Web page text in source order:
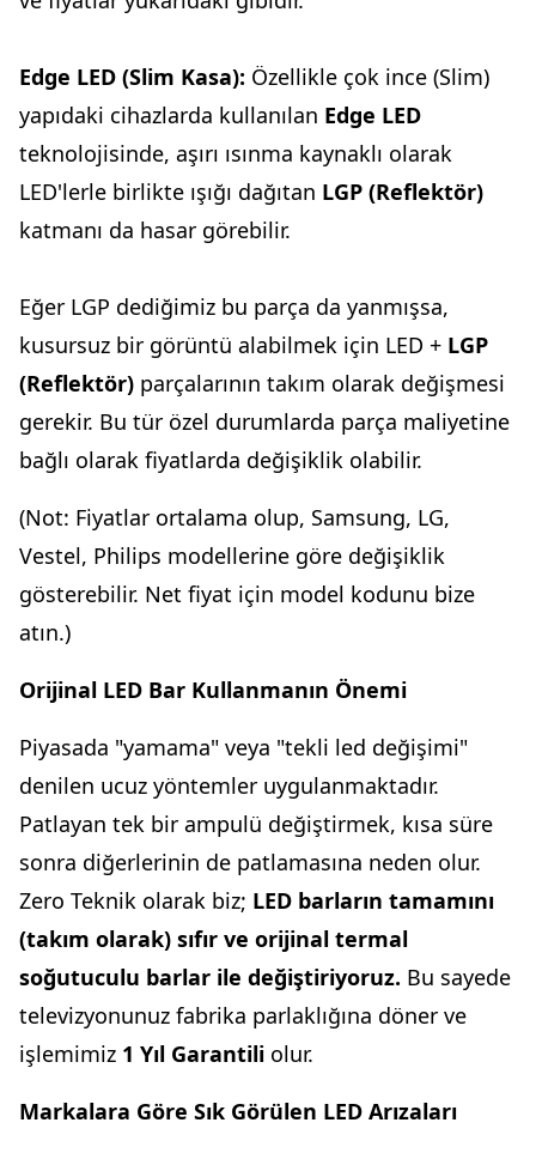
Edge LED (Slim Kasa): Özellikle çok ince (Slim)
yapıdaki cihazlarda kullanılan Edge LED
teknolojisinde, aşırı ısınma kaynaklı olarak
LED'lerle birlikte ışığı dağıtan LGP (Reflektör)
katmanı da hasar görebilir.
Eğer LGP dediğimiz bu parça da yanmışsa,
kusursuz bir görüntü alabilmek için LED + LGP
(Reflektör) parçalarının takım olarak değişmesi
gerekir. Bu tür özel durumlarda parça maliyetine
bağlı olarak fiyatlarda değişiklik olabilir.
(Not: Fiyatlar ortalama olup, Samsung, LG,
Vestel, Philips modellerine göre değişiklik
gösterebilir. Net fiyat için model kodunu bize
atın.)
Orijinal LED Bar Kullanmanın Önemi
Piyasada "yamama" veya "tekli led değişimi"
denilen ucuz yöntemler uygulanmaktadır.
Patlayan tek bir ampulü değiştirmek, kısa süre
sonra diğerlerinin de patlamasına neden olur.
Zero Teknik olarak biz; LED barların tamamını
(takım olarak) sıfır ve orijinal termal
soğutuculu barlar ile değiştiriyoruz. Bu sayede
televizyonunuz fabrika parlaklığına döner ve
işlemimiz 1 Yıl Garantili olur.
Markalara Göre Sık Görülen LED Arızaları